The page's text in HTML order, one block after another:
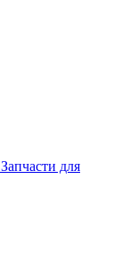
Запчасти для